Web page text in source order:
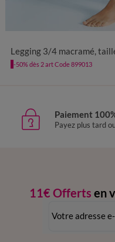
58
Legging 3/4 macramé, taille
-50% dès 2 art Code 899013
Paiement
Payez plus tard
11€ Offerts en